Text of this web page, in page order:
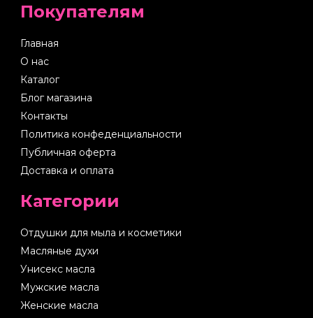
Покупателям
Главная
О нас
Каталог
Блог магазина
Контакты
Политика конфеденциальности
Публичная оферта
Доставка и оплата
Категории
Отдушки для мыла и косметики
Масляные духи
Унисекс масла
Мужские масла
Женские масла